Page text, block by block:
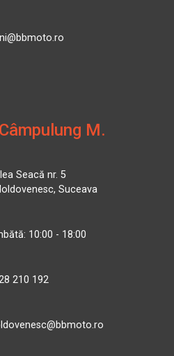
Câmpulung M.
Seacă nr. 5
Suceava
10:00 - 18:00
210 192